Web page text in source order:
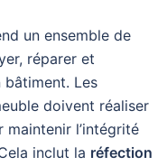
un ensemble de
réparer et
bâtiment. Les
doivent réaliser
l’intégrité
inclut la réfection